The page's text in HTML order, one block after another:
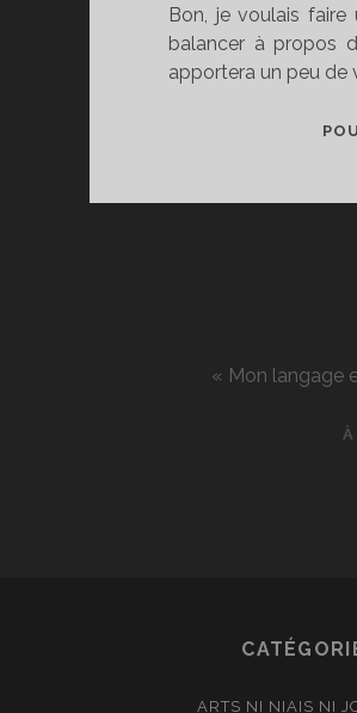
Bon, je voulais
balancer à propos
apportera un peu de
« Mon langage
À
ARTS NI NIAIS NI